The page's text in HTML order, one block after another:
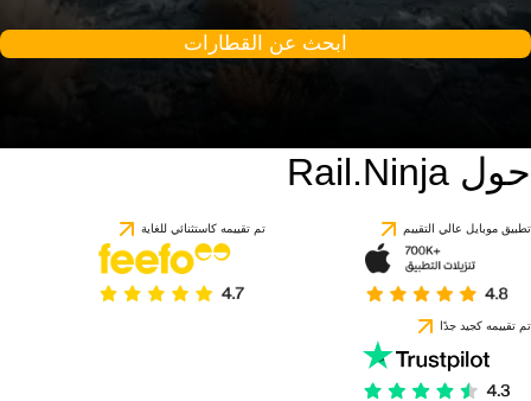
ابحث عن القطارات
حول Rail.Ninja
تطبيق موبايل عالي التقييم تم تقييمه كاستثنائي للغاية
تم تقييمه كجيد جدًا